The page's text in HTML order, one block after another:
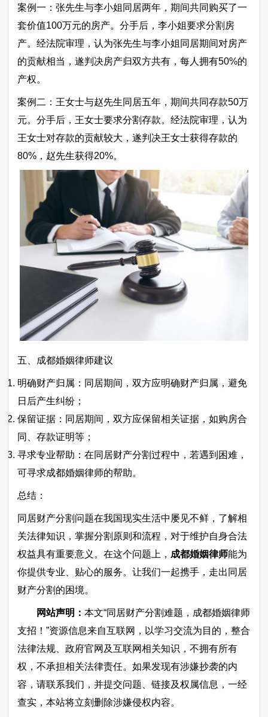
案例一：张先生与李小姐同居两年，期间共同购买了一
套价值100万元的房产。分手后，李小姐要求分割房
产。经法院审理，认为张先生与李小姐同居期间对房产
的贡献相当，遂判决房产归双方共有，每人拥有50%的
产权。
案例二：王女士与赵先生同居五年，期间共同存款50万
元。分手后，王女士要求分割存款。经法院审理，认为
王女士对存款的贡献较大，遂判决王女士获得存款的
80%，赵先生获得20%。
五、成都婚姻律师建议
明确财产归属：同居期间，双方应明确财产归属，避免
日后产生纠纷；
保留证据：同居期间，双方应保留相关证据，如购房合
同、存款证明等；
寻求专业帮助：在同居财产分割过程中，若遇到困难，
可寻求成都婚姻律师的帮助。
总结：
同居财产分割问题在我国现实生活中屡见不鲜，了解相
关法律知识，掌握分割原则和流程，对于维护自身合法
权益具有重要意义。在这个问题上， 成都婚姻律师能为
你提供专业、贴心的服务。让我们一起携手，走出同居
财产分割的困境。
网站声明：本文“同居财产分割难题，成都婚姻律师
支招！”资源信息来自互联网，以学习交流为目的，整合
法律法规、政府官网及互联网相关知识，不拥有所有
权，不承担相关法律责任。如果发现有涉嫌抄袭的内
容，请联系我们，并提交问题、链接及权属信息，一经
查实，本站将立刻删除涉嫌侵权内容。